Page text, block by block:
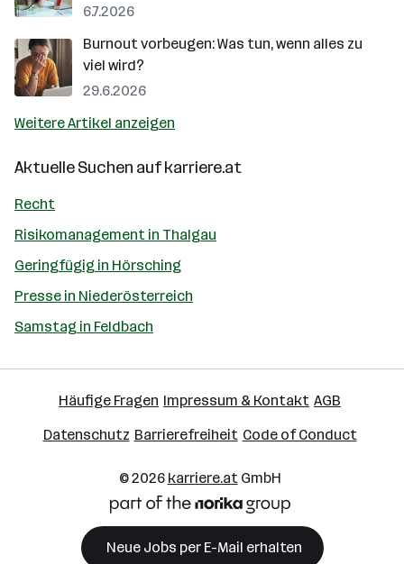
6.7.2026
Burnout vorbeugen: Was tun, wenn alles zu
viel wird?
29.6.2026
Weitere Artikel anzeigen
Aktuelle Suchen aufkarriere.at
Recht
Risikomanagement in Thalgau
Geringfügig in Hörsching
Presse in Niederösterreich
Samstag in Feldbach
Häufige Fragen Impressum & Kontakt AGB
Datenschutz Barrierefreiheit Code of Conduct
© 2026 karriere.atGmbH
Neue Jobs per E-Mail erhalten